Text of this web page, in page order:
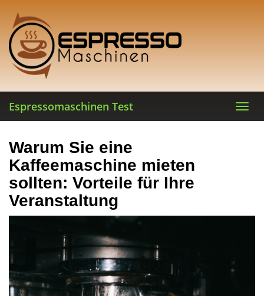
main
content
Espressomaschinen Test
Warum Sie eine
Kaffeemaschine mieten
sollten: Vorteile für Ihre
Veranstaltung